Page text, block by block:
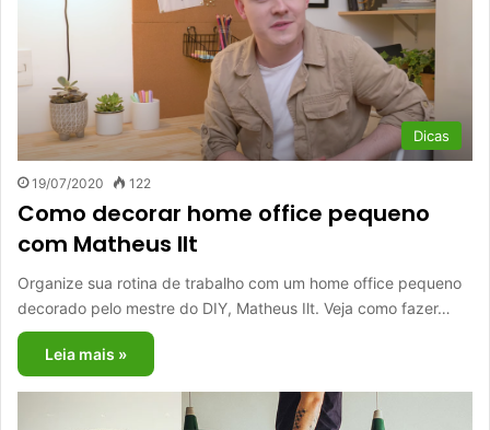
Dicas
19/07/2020 122
Como decorar home office pequeno
com Matheus Ilt
Organize sua rotina de trabalho com um home office pequeno
decorado pelo mestre do DIY, Matheus Ilt. Veja como fazer…
Leia mais »